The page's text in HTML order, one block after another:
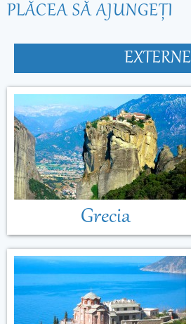
PLĂCEA SĂ AJUNGEŢI
EXTERNE
Grecia